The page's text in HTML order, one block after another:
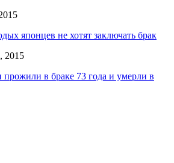
японцев не хотят заключать брак
2015
в браке 73 года и умерли в